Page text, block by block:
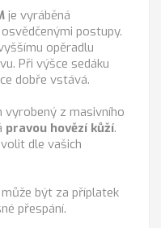
je vyráběná
postupy.
opěradlu
Při výšce sedáku
dobře vstává.
vyrobený z masivního
pravou hovězí kůží.
dle vašich
může být za příplatek
přespání.